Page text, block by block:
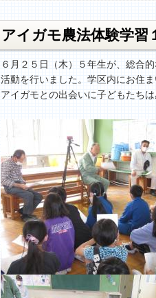
アイガモ農法体験学習
６月２５日（木）５年生が、総合
活動を行いました。学区内にお住
アイガモとの出会いに子どもたち